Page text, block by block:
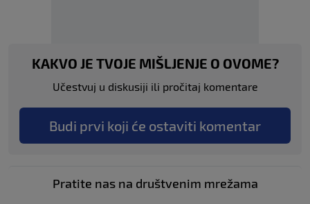
KAKVO JE TVOJE MIŠLJENJE O OVOME?
Učestvuj u diskusiji ili pročitaj komentare
Budi prvi koji će ostaviti komentar
Pratite nas na društvenim mrežama